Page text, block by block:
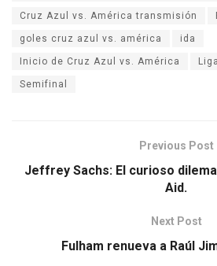
Cruz Azul vs. América transmisión
goles cruz azul vs. américa ida
Inicio de Cruz Azul vs. América
Semifinal
Previous Post
Jeffrey Sachs: El curioso
Aid.
Next Post
Fulham renueva a Raúl